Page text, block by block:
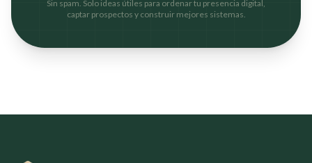
Sin spam. Solo ideas útiles para ordenar tu presencia digital,
captar prospectos y construir mejores sistemas.